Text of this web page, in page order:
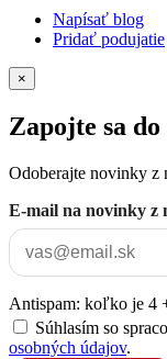
Napísať blog
Pridať podujatie
×
Zapojte sa
Odoberajte novinky z
E-mail na novinky z
Antispam: koľko je 4
Súhlasím so
osobných údajov.